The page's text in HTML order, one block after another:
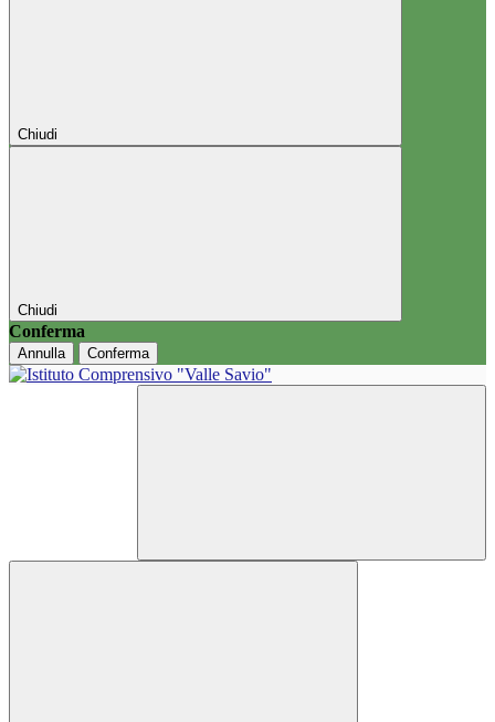
Chiudi
Chiudi
Conferma
Annulla Conferma